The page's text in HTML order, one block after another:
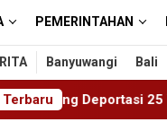
PEMERINTAHAN
Banyuwangi Bali
Warga Negara Vietnam